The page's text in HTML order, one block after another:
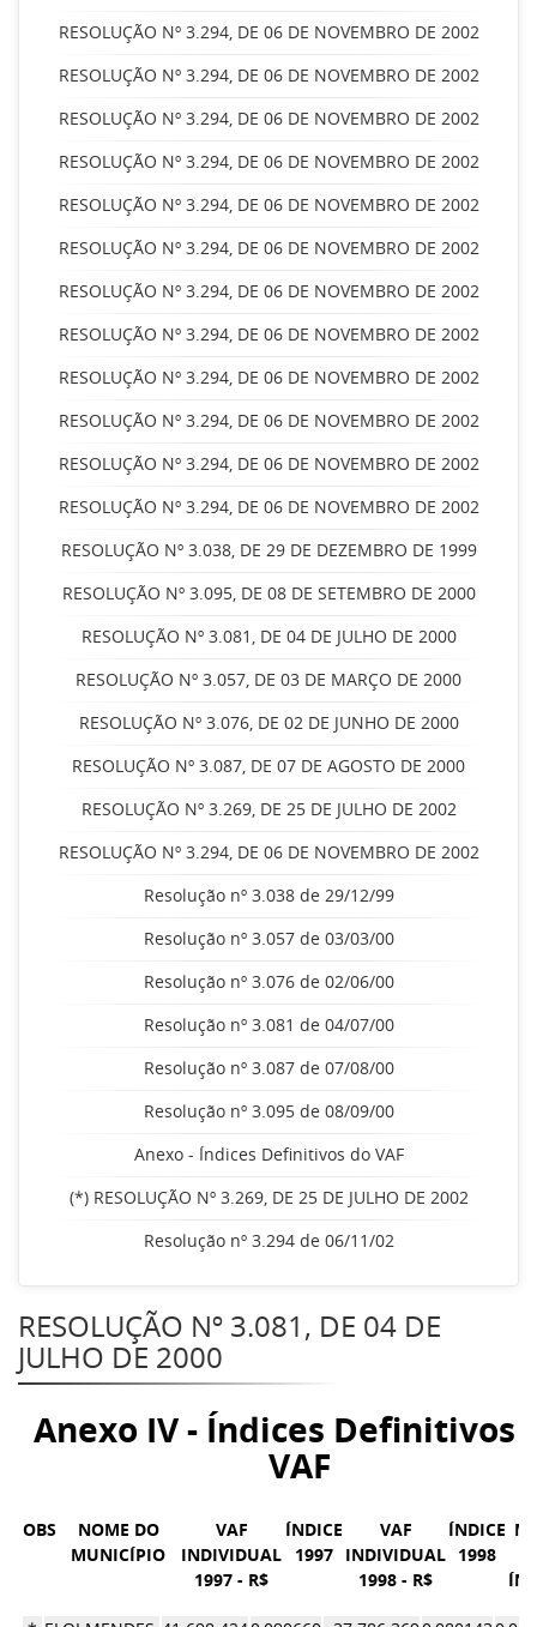
RESOLUÇÃO Nº 3.294, DE 06 DE NOVEMBRO DE 2002
RESOLUÇÃO Nº 3.294, DE 06 DE NOVEMBRO DE 2002
RESOLUÇÃO Nº 3.294, DE 06 DE NOVEMBRO DE 2002
RESOLUÇÃO Nº 3.294, DE 06 DE NOVEMBRO DE 2002
RESOLUÇÃO Nº 3.294, DE 06 DE NOVEMBRO DE 2002
RESOLUÇÃO Nº 3.294, DE 06 DE NOVEMBRO DE 2002
RESOLUÇÃO Nº 3.294, DE 06 DE NOVEMBRO DE 2002
RESOLUÇÃO Nº 3.294, DE 06 DE NOVEMBRO DE 2002
RESOLUÇÃO Nº 3.294, DE 06 DE NOVEMBRO DE 2002
RESOLUÇÃO Nº 3.294, DE 06 DE NOVEMBRO DE 2002
RESOLUÇÃO Nº 3.294, DE 06 DE NOVEMBRO DE 2002
RESOLUÇÃO Nº 3.294, DE 06 DE NOVEMBRO DE 2002
RESOLUÇÃO Nº 3.038, DE 29 DE DEZEMBRO DE 1999
RESOLUÇÃO Nº 3.095, DE 08 DE SETEMBRO DE 2000
RESOLUÇÃO Nº 3.081, DE 04 DE JULHO DE 2000
RESOLUÇÃO Nº 3.057, DE 03 DE MARÇO DE 2000
RESOLUÇÃO Nº 3.076, DE 02 DE JUNHO DE 2000
RESOLUÇÃO Nº 3.087, DE 07 DE AGOSTO DE 2000
RESOLUÇÃO Nº 3.269, DE 25 DE JULHO DE 2002
RESOLUÇÃO Nº 3.294, DE 06 DE NOVEMBRO DE 2002
Resolução nº 3.038 de 29/12/99
Resolução nº 3.057 de 03/03/00
Resolução nº 3.076 de 02/06/00
Resolução nº 3.081 de 04/07/00
Resolução nº 3.087 de 07/08/00
Resolução nº 3.095 de 08/09/00
Anexo - Índices Definitivos do VAF
(*) RESOLUÇÃO Nº 3.269, DE 25 DE JULHO DE 2002
Resolução nº 3.294 de 06/11/02
RESOLUÇÃO Nº 3.081, DE 04 DE
JULHO DE 2000
Anexo IV - Índices Definitivos
VAF
OBS
NOME DO
MUNICÍPIO
VAF
INDIVIDUAL
1997 - R$
ÍNDICE
1997
VAF
INDIVIDUAL
1998 - R$
ÍNDICE
1998